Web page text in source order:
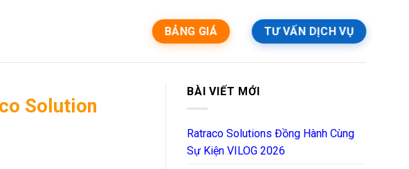
BẢNG GIÁ TƯ VẤN DỊCH VỤ
Solution
BÀI VIẾT MỚI
Ratraco Solutions Đồng Hành Cùng
Sự Kiện VILOG 2026